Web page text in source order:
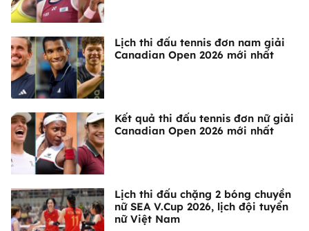
Lịch thi đấu tennis đơn nam giải
Canadian Open 2026 mới nhất
Kết quả thi đấu tennis đơn nữ giải
Canadian Open 2026 mới nhất
Lịch thi đấu chặng 2 bóng chuyền
nữ SEA V.Cup 2026, lịch đội tuyển
nữ Việt Nam